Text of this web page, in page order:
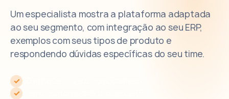
Um especialista mostra a plataforma adaptada
ao seu segmento, com integração ao seu ERP,
exemplos com seus tipos de produto e
respondendo dúvidas específicas do seu time.
✓
✓